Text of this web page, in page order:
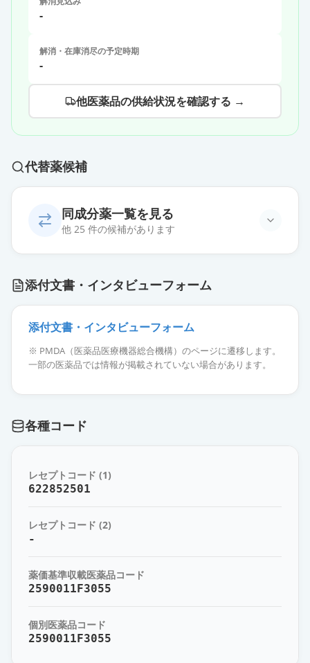
-
解消・在庫消尽の予定時期
-
他医薬品の供給状況を確認する →
代替薬候補
同成分薬一覧を見る
他 25 件の候補があります
2.5mg「日医工」
薬価 17.30 円
2.5mg「JG」
薬価 17.30 円
通常出荷
2.5mg「サワイ」
ソリフェナシンコハク酸塩OD錠
2.5mg「日医工」
薬価 17.30 円
ソリフェナシンコハク酸塩OD錠
2.5mg「ニプロ」
薬価 17.30 円
添付文書・インタビューフォーム
添付文書・インタビューフォーム
※ PMDA（医薬品医療機器総合機構）のページに遷移します。
一部の医薬品では情報が掲載されていない場合があります。
各種コード
レセプトコード (1)
622852501
レセプトコード (2)
-
薬価基準収載医薬品コード
2590011F3055
個別医薬品コード
2590011F3055